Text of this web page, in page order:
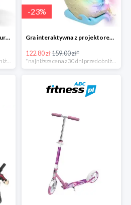
Zestaw Fortnite Burzolot figurka+2 akcesoria -28%
*najniższa cena z 30 dni przed obniżką
-23%
Gra interaktywna z projektorem Magia Gwiazd -23%
122.80 zł159.00 zł*
*najniższa cena z 30 dni przed obniżką